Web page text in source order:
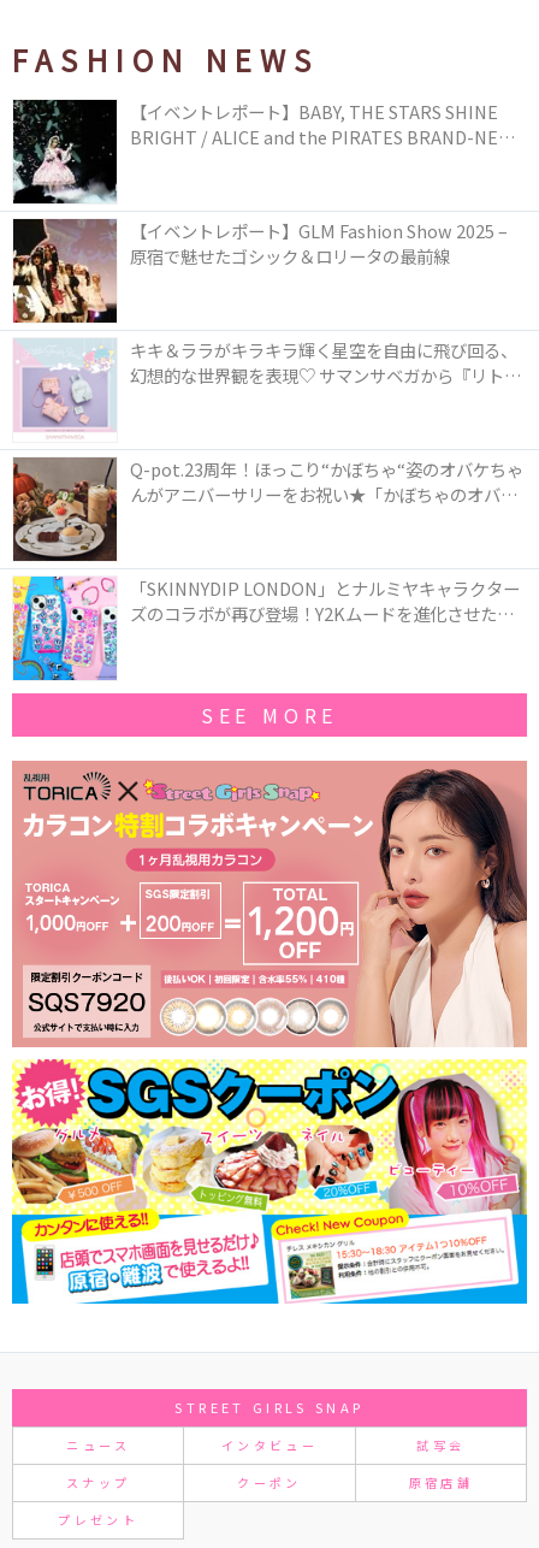
FASHION NEWS
【イベントレポート】BABY, THE STARS SHINE
BRIGHT / ALICE and the PIRATES BRAND-NEW
【イベントレポート】GLM Fashion Show 2025 –
原宿で魅せたゴシック＆ロリータの最前線
キキ＆ララがキラキラ輝く星空を自由に飛び回る、
幻想的な世界観を表現♡ サマンサベガから『リトル
Q-pot.23周年！ほっこり“かぼちゃ“姿のオバケちゃ
んがアニバーサリーをお祝い★「かぼちゃのオバケ
「SKINNYDIP LONDON」とナルミヤキャラクター
ズのコラボが再び登場！Y2Kムードを進化させた新
SEE MORE
STREET GIRLS SNAP
ニュース インタビュー 試写会
スナップ クーポン 原宿店舗
プレゼント